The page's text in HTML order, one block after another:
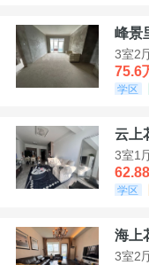
峰景
3室2
75.6
学区
云上
3室1
学区
3室2